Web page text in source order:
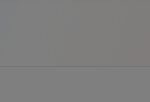
sponsor for questions